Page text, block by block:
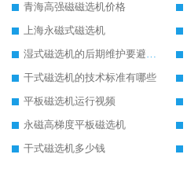
青海高强磁磁选机价格
上海永磁式磁选机
湿式磁选机的后期维护要避开哪些坑
干式磁选机的技术标准有哪些
平板磁选机运行视频
永磁高梯度平板磁选机
干式磁选机多少钱